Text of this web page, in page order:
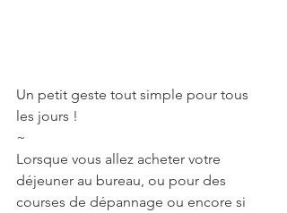
Un petit geste tout simple pour tous
les jours !
~
Lorsque vous allez acheter votre
déjeuner au bureau, ou pour des
courses de dépannage ou encore si